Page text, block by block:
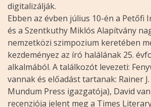
digitalizálják.
Ebben az évben július 10-én a Petőfi
és a Szentkuthy Miklós Alapítvány
nemzetközi szimpozium keretében
kezdeményez az író halálának 25.
alkalmából. A találkozót levezeti:
vannak és előadást tartanak: Rainer
Mundum Press igazgatója), David
recenziója jelent meg a Times